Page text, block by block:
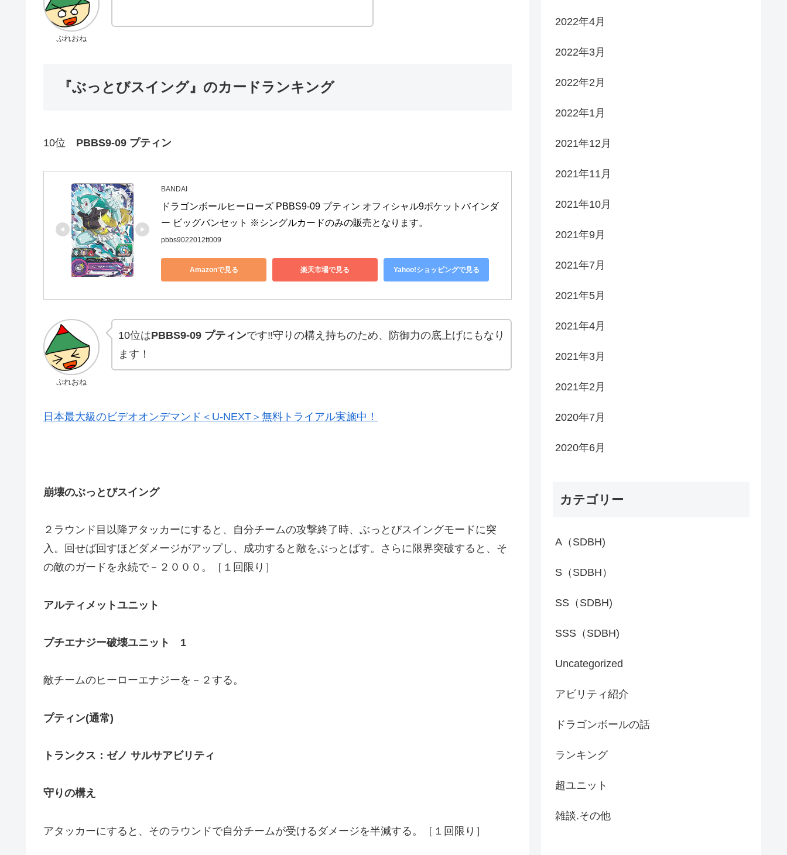
ぷれおね
『ぶっとびスイング』のカードランキング
10位 PBBS9-09 プティン
BANDAI
ドラゴンボールヒーローズ PBBS9-09 プティン オフィシャル9ポケットバインダ
ー ビッグバンセット ※シングルカードのみの販売となります。
pbbs9022012tt009
Amazonで見る 楽天市場で見る Yahoo!ショッピングで見る
ぷれおね
10位はPBBS9-09 プティンです‼️守りの構え持ちのため、防御力の底上げにもなり
ます！
日本最大級のビデオオンデマンド＜U-NEXT＞無料トライアル実施中！
崩壊のぶっとびスイング
２ラウンド目以降アタッカーにすると、自分チームの攻撃終了時、ぶっとびスイングモードに突
入。回せば回すほどダメージがアップし、成功すると敵をぶっとばす。さらに限界突破すると、そ
の敵のガードを永続で－２０００。［１回限り］
アルティメットユニット
プチエナジー破壊ユニット 1
敵チームのヒーローエナジーを－２する。
プティン(通常)
トランクス：ゼノ サルサアビリティ
守りの構え
アタッカーにすると、そのラウンドで自分チームが受けるダメージを半減する。［１回限り］
2022年4月
2022年3月
2022年2月
2022年1月
2021年12月
2021年11月
2021年10月
2021年9月
2021年7月
2021年5月
2021年4月
2021年3月
2021年2月
2020年7月
2020年6月
カテゴリー
A（SDBH)
S（SDBH）
SS（SDBH)
SSS（SDBH)
Uncategorized
アビリティ紹介
ドラゴンボールの話
ランキング
超ユニット
雑談.その他